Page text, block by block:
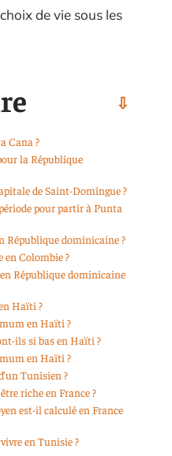
de vie sous les
Cana ?
la République
de Saint-Domingue ?
pour partir à Punta
République dominicaine ?
en Colombie ?
République dominicaine
Haïti ?
en Haïti ?
ils si bas en Haïti ?
en Haïti ?
Tunisien ?
riche en France ?
est-il calculé en France
en Tunisie ?